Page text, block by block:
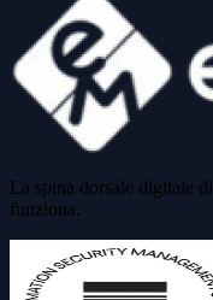
La spina dorsale digitale
funziona.